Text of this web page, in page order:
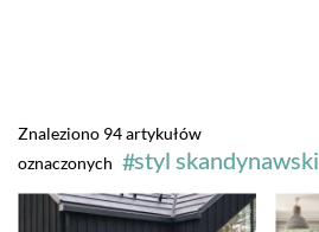
Znaleziono 94 artykułów
oznaczonych
styl skandynawski